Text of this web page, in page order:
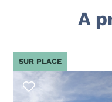
A
SUR PLACE